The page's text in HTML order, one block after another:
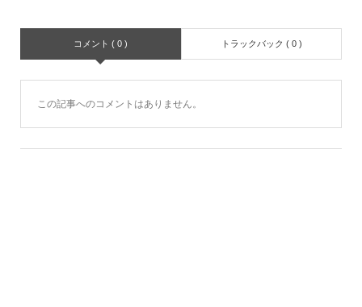
コメント ( 0 ) トラックバック ( 0 )
この記事へのコメントはありません。